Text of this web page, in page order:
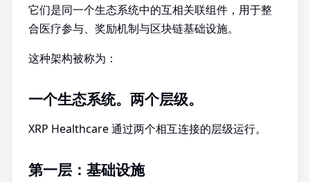
它们是同一个生态系统中的互相关联组件，用于整
合医疗参与、奖励机制与区块链基础设施。
这种架构被称为：
一个生态系统。两个层级。
XRP Healthcare 通过两个相互连接的层级运行。
第一层：基础设施